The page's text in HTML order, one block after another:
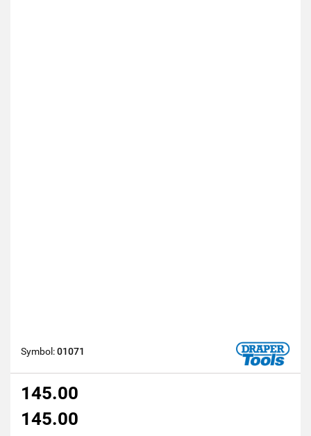
Symbol:01071
145.00
145.00